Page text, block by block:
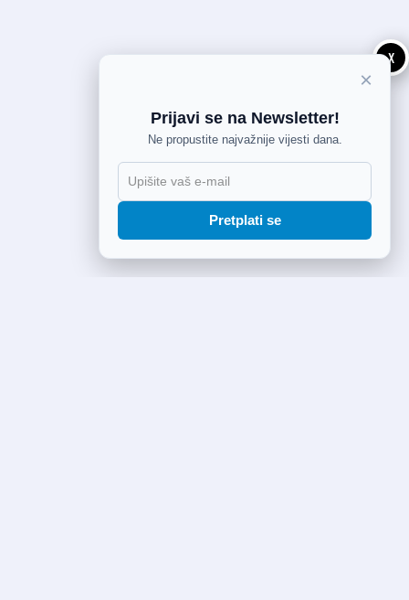
X
×
Prijavi se na Newsletter!
Ne propustite najvažnije vijesti dana.
Pretplati se